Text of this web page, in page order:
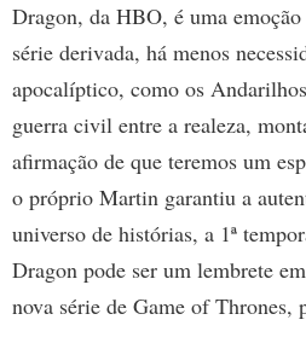
Dragon, da HBO, é uma
série derivada, há menos
apocalíptico, como os
guerra civil entre a realeza,
afirmação de que teremos um
o próprio Martin garantiu a
universo de histórias, a 1ª
Dragon pode ser um lembrete
nova série de Game of Thrones,